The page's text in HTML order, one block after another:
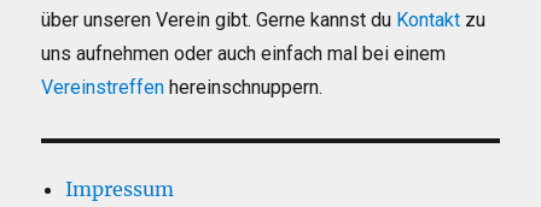
über unseren Verein gibt. Gerne kannst du Kontakt zu
uns aufnehmen oder auch einfach mal bei einem
Vereinstreffen hereinschnuppern.
Impressum